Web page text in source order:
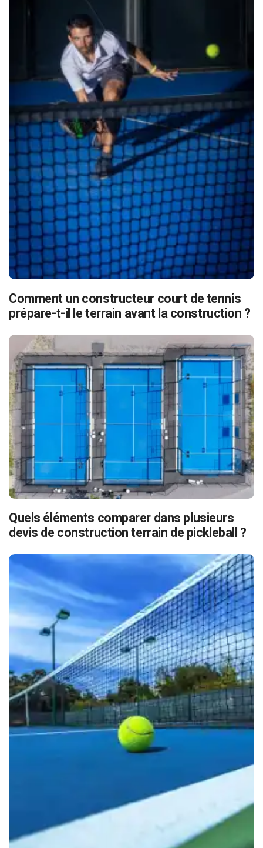
Comment un constructeur court de tennis
prépare-t-il le terrain avant la construction ?
Quels éléments comparer dans plusieurs
devis de construction terrain de pickleball ?